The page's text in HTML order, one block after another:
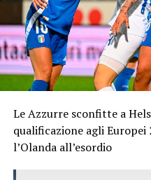
Le Azzurre sconfitte a
qualificazione agli
l’Olanda all’esordio